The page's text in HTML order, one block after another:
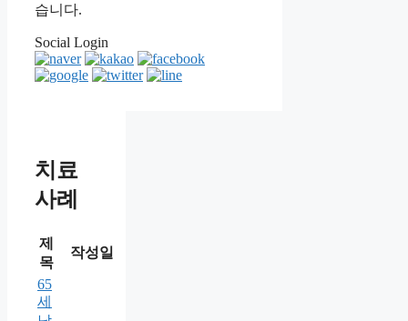
습니다.
Social Login
치료
사례
제
목
작성일
65
세